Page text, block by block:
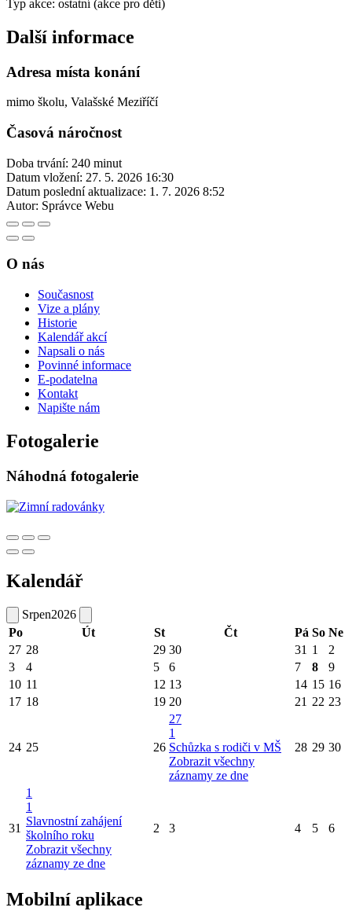
Typ akce: ostatní (akce pro děti)
Další informace
Adresa místa konání
mimo školu, Valašské Meziříčí
Časová náročnost
Doba trvání: 240 minut
Datum vložení: 27. 5. 2026 16:30
Datum poslední aktualizace: 1. 7. 2026 8:52
Autor: Správce Webu
O nás
Současnost
Vize a plány
Historie
Kalendář akcí
Napsali o nás
Povinné informace
E-podatelna
Kontakt
Napište nám
Fotogalerie
Náhodná fotogalerie
Kalendář
Srpen2026
Po
Út St Čt Pá So Ne
27 28 29 30 31 1
2
3
4 5 6 7 8
9
10 11 12 13 14 15 16
17 18 19 20 21 22 23
24 25 26
27
1
Schůzka s rodiči v MŠ
Zobrazit všechny
záznamy ze dne
28 29 30
31
1
1
Slavnostní zahájení
školního roku
Zobrazit všechny
záznamy ze dne
2 3 4 5 6
Mobilní aplikace